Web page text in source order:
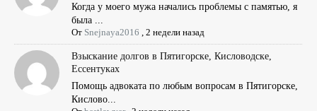
Когда у моего мужа начались проблемы с памятью, я
была ...
От Snejnaya2016 ,2 недели назад
Взыскание долгов в Пятигорске, Кисловодске,
Ессентуках
Помощь адвоката по любым вопросам в Пятигорске,
Кислово...